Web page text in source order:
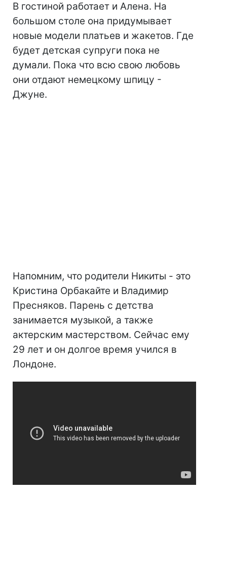
В гостиной работает и Алена. На
большом столе она придумывает
новые модели платьев и жакетов. Где
будет детская супруги пока не
думали. Пока что всю свою любовь
они отдают немецкому шпицу -
Джуне.
Напомним, что родители Никиты - это
Кристина Орбакайте и Владимир
Пресняков. Парень с детства
занимается музыкой, а также
актерским мастерством. Сейчас ему
29 лет и он долгое время учился в
Лондоне.